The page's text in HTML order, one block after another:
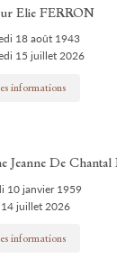
Elie FERRON
18 août 1943
15 juillet 2026
informations
Jeanne De Chantal
10 janvier 1959
juillet 2026
informations